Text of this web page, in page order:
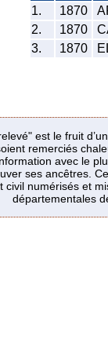
1.
1870
2.
1870
3.
1870
est le fruit
remerciés
avec le
ses ancêtres.
civil numérisés et
départementales